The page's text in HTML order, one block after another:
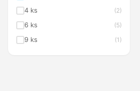
4 ks (2)
6 ks (5)
9 ks (1)